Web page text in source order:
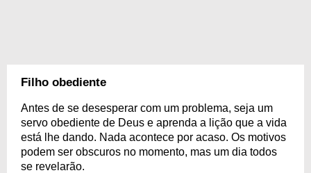
Filho obediente
Antes de se desesperar com um problema, seja um
servo obediente de Deus e aprenda a lição que a vida
está lhe dando. Nada acontece por acaso. Os motivos
podem ser obscuros no momento, mas um dia todos
se revelarão.